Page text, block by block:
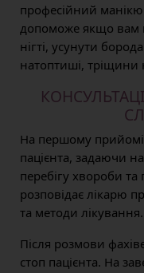
професійний
допоможе якщо вам
нігті, усунути
натоптиші, тріщини
На першому прийомі
пацієнта, задаючи
перебігу хвороби
розповідає лікарю
та методи лікування.
Після розмови
стоп пацієнта. На